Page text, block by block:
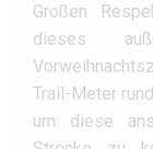
Großen
dieses
Trail-Meter
um diese